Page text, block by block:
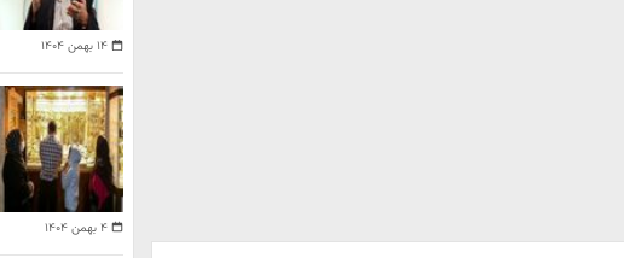
۱۴ بهمن ۱۴۰۴
۴ بهمن ۱۴۰۴